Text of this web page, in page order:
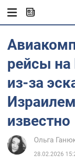
рейсы
из-за
известно
Ольга
28.02.2026